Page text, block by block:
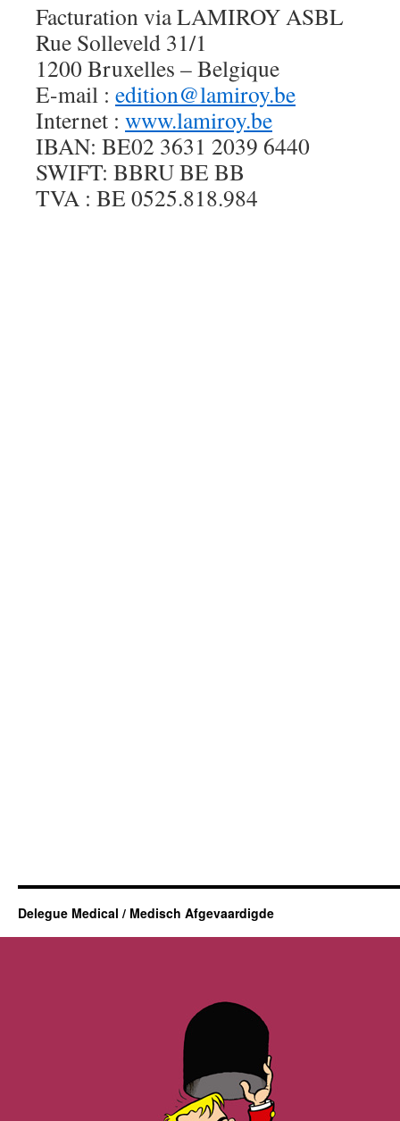
Facturation via LAMIROY ASBL
Rue Solleveld 31/1
1200 Bruxelles – Belgique
E-mail : edition@lamiroy.be
Internet : www.lamiroy.be
IBAN: BE02 3631 2039 6440
SWIFT: BBRU BE BB
TVA : BE 0525.818.984
Delegue Medical / Medisch Afgevaardigde